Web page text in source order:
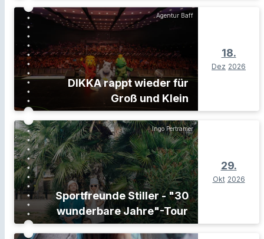
Agentur Baff
DIKKA rappt wieder für
Groß und Klein
18.
Dez 2026
Ingo Pertramer
Sportfreunde Stiller - "30
wunderbare Jahre"-Tour
29.
Okt 2026